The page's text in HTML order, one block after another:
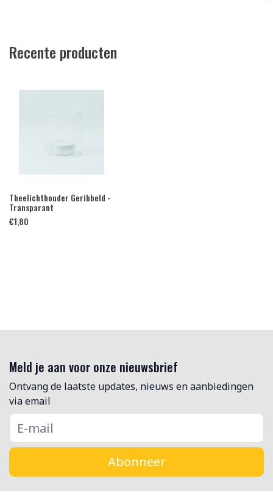
Recente producten
Theelichthouder Geribbeld -
Transparant
€1,80
Meld je aan voor onze nieuwsbrief
Ontvang de laatste updates, nieuws en aanbiedingen
via email
Abonneer